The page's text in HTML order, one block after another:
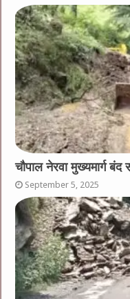
चौपाल नेरवा मुख्यमार्ग
September 5, 2025